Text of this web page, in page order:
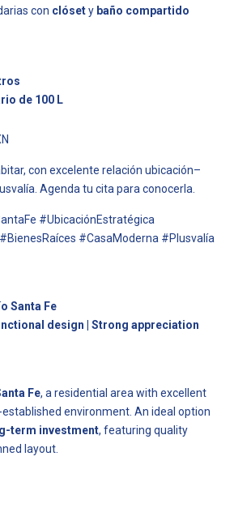
con clósety baño compartido
de 100 L
con excelente relación ubicación–
Agenda tu cita para conocerla.
#UbicaciónEstratégica
#CasaModerna #Plusvalía
Santa Fe
design | Strong appreciation
Fe, a residential area with excellent
environment. An ideal option
term investment, featuring quality
layout.